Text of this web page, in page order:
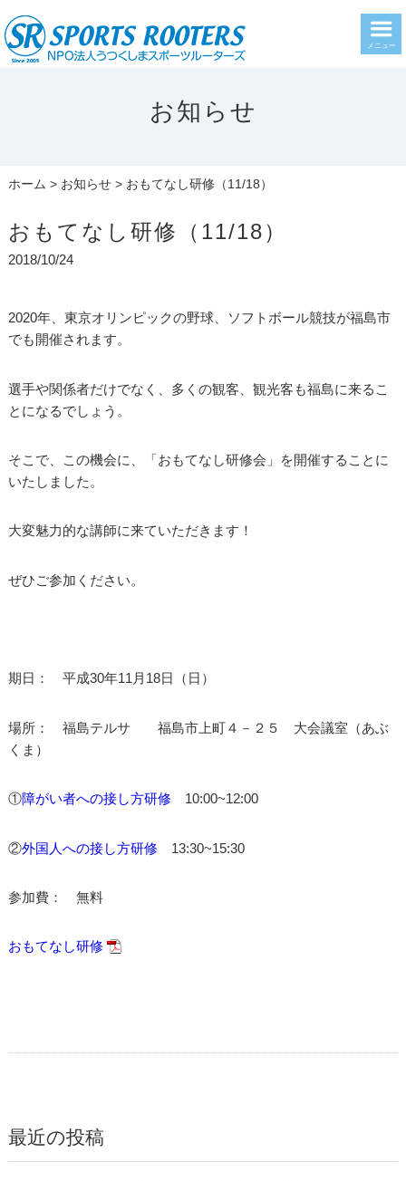
メニュー
お知らせ
ホーム > お知らせ> おもてなし研修（11/18）
おもてなし研修（11/18）
2018/10/24
2020年、東京オリンピックの野球、ソフトボール競技が福島市
でも開催されます。
選手や関係者だけでなく、多くの観客、観光客も福島に来るこ
とになるでしょう。
そこで、この機会に、「おもてなし研修会」を開催することに
いたしました。
大変魅力的な講師に来ていただきます！
ぜひご参加ください。
期日： 平成30年11月18日（日）
場所： 福島テルサ 福島市上町４－２５ 大会議室（あぶ
くま）
①障がい者への接し方研修 10:00~12:00
②外国人への接し方研修 13:30~15:30
参加費： 無料
おもてなし研修
最近の投稿